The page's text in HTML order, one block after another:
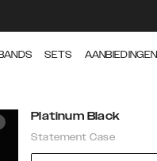
SETS AANBIEDINGEN
Platinum Black
Statement Case